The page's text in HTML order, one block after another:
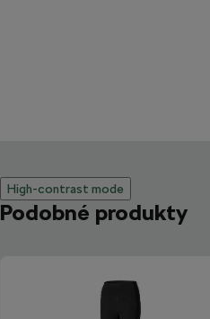
High-contrast mode
Podobné produkty